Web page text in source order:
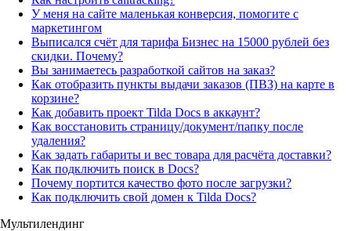
У меня на сайте маленькая конверсия, помогите с
маркетингом
Выписался счёт для тарифа Бизнес на 15000 рублей без
скидки. Почему?
Вы занимаетесь разработкой сайтов на заказ?
Как отобразить пункты выдачи заказов (ПВЗ) на карте в
корзине?
Как добавить проект Tilda Docs в аккаунт?
Как восстановить страницу/документ/папку после
удаления?
Как задать габариты и вес товара для расчёта доставки?
Как подключить поиск в Docs?
Почему портится качество фото после загрузки?
Как подключить свой домен к Tilda Docs?
Мультилендинг